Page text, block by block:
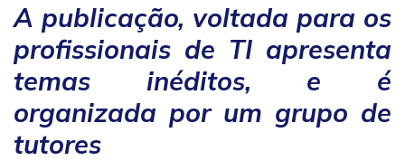
A publicação, voltada para os
profissionais de TI apresenta
temas inéditos, e é
organizada por um grupo de
tutores